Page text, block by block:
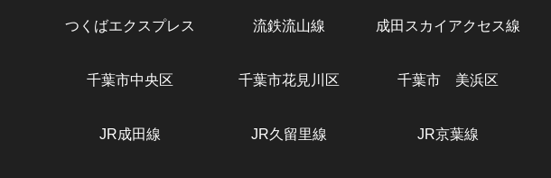
つくばエクスプレス 流鉄流山線 成田スカイアクセス線
千葉市中央区 千葉市花見川区 千葉市 美浜区
JR成田線 JR久留里線 JR京葉線